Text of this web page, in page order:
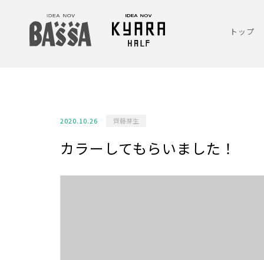
トップ
2020.10.26 齊藤芽生
カラーしてもらいました！